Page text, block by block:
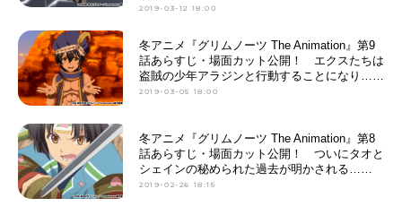
2019-03-12 18:00
冬アニメ『グリムノーツ The Animation』第9
話あらすじ・場面カット公開！ エクスたちは
盗賊の少年アラジンと行動することになり……
2019-03-05 18:00
冬アニメ『グリムノーツ The Animation』第8
話あらすじ・場面カット公開！ ついにタオと
シェインの秘められた過去が明かされる……
2019-02-26 18:15